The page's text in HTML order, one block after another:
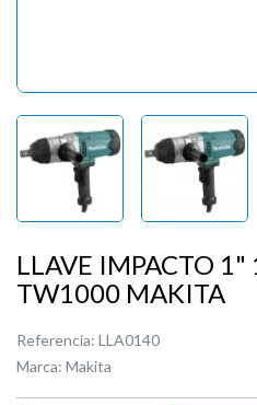
LLAVE IMPACTO
TW1000 MAKITA
Referencia: LLA0140
Marca: Makita